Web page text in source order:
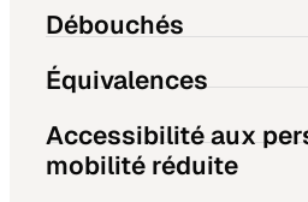
Débouchés
Équivalences
Accessibilité aux
mobilité réduite